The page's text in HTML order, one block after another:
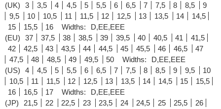
(UK) 3 3,5 4 4,5 5 5,5 6 6,5 7 7,5 8 8,5
9
9,5
10 10,5 11 11,5 12 12,5 13 13,5 14
14,5
15
15,5 16 Widths:
D,EE,EEE
(EU)
37 37,5 38 38,5 39 39,5 40 40,5 41
41,5
42
42,5 43 43,5 44 44,5 45 45,5 46 46,5
47
47,5
48 48,5 49 49,5 50 Widths:
D,EE,EEE
(US)
4 4,5 5 5,5 6 6,5 7 7,5 8 8,5 9 9,5
10
10,5
11 11,5 12 12,5 13 13,5 14 14,5 15
15,5
16
16,5 17 Widths:
D,EE,EEE
(JP)
21,5 22 22,5 23 23,5 24 24,5 25 25,5
26